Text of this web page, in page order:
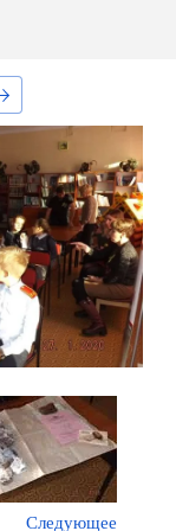
Следующее